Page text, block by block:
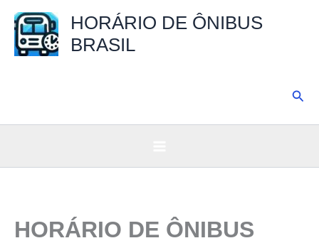
para
HORÁRIO DE ÔNIBUS
BRASIL
HORÁRIO DE ÔNIBUS